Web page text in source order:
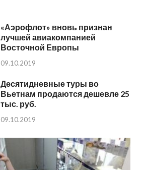
«Аэрофлот» вновь признан
лучшей авиакомпанией
Восточной Европы
09.10.2019
Десятидневные туры во
Вьетнам продаются дешевле 25
тыс. руб.
09.10.2019